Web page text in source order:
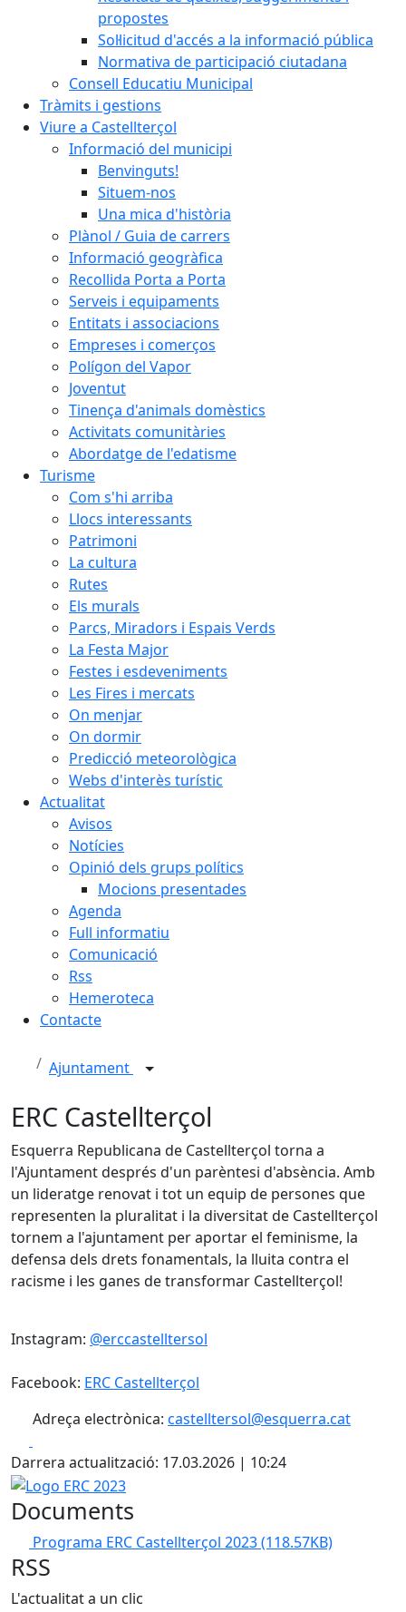
propostes
Sol·licitud d'accés a la informació pública
Normativa de participació ciutadana
Consell Educatiu Municipal
Tràmits i gestions
Viure a Castellterçol
Informació del municipi
Benvinguts!
Situem-nos
Una mica d'història
Plànol / Guia de carrers
Informació geogràfica
Recollida Porta a Porta
Serveis i equipaments
Entitats i associacions
Empreses i comerços
Polígon del Vapor
Joventut
Tinença d'animals domèstics
Activitats comunitàries
Abordatge de l'edatisme
Turisme
Com s'hi arriba
Llocs interessants
Patrimoni
La cultura
Rutes
Els murals
Parcs, Miradors i Espais Verds
La Festa Major
Festes i esdeveniments
Les Fires i mercats
On menjar
On dormir
Predicció meteorològica
Webs d'interès turístic
Actualitat
Avisos
Notícies
Opinió dels grups polítics
Mocions presentades
Agenda
Full informatiu
Comunicació
Rss
Hemeroteca
Contacte
Ajuntament
ERC Castellterçol
Esquerra Republicana de Castellterçol torna a
l'Ajuntament després d'un parèntesi d'absència. Amb
un lideratge renovat i tot un equip de persones que
representen la pluralitat i la diversitat de Castellterçol
tornem a l'ajuntament per aportar el feminisme, la
defensa dels drets fonamentals, la lluita contra el
racisme i les ganes de transformar Castellterçol!
Instagram: @erccastelltersol
Facebook: ERC Castellterçol
Adreça electrònica: castelltersol@esquerra.cat
Darrera actualització: 17.03.2026 | 10:24
Logo ERC 2023
Documents
Programa ERC Castellterçol 2023(118.57KB)
RSS
L'actualitat a un clic